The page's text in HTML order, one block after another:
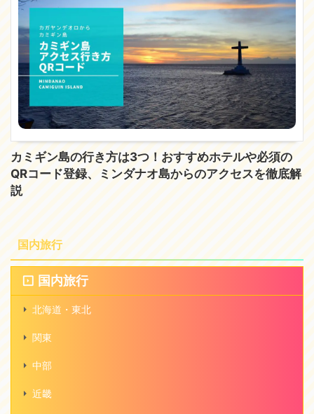
カミギン島の行き方は3つ！おすすめホテルや必須の
QRコード登録、ミンダナオ島からのアクセスを徹底解
説
国内旅行
国内旅行
北海道・東北
関東
中部
近畿